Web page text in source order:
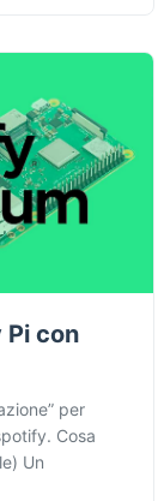
Pi con
per
Cosa
Un